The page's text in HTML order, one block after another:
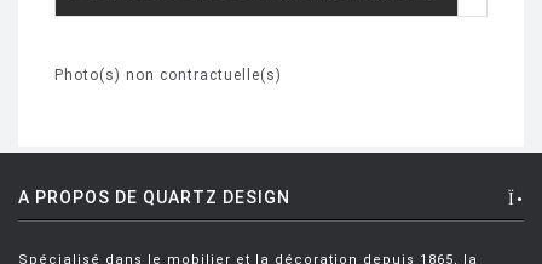
Photo(s) non contractuelle(s)
A PROPOS DE QUARTZ DESIGN
Spécialisé dans le mobilier et la décoration depuis 1865, la